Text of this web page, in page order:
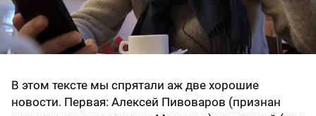
В этом тексте мы спрятали аж две хорошие
новости. Первая: Алексей Пивоваров (признан